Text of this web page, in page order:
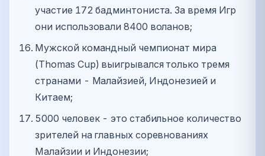
участие 172 бадминтониста. За время Игр
они использовали 8400 воланов;
Мужской командный чемпионат мира
(Thomas Cup) выигрывался только тремя
странами - Малайзией, Индонезией и
Китаем;
5000 человек - это стабильное количество
зрителей на главных соревнованиях
Малайзии и Индонезии;